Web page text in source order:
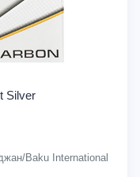
Silver
Baku International